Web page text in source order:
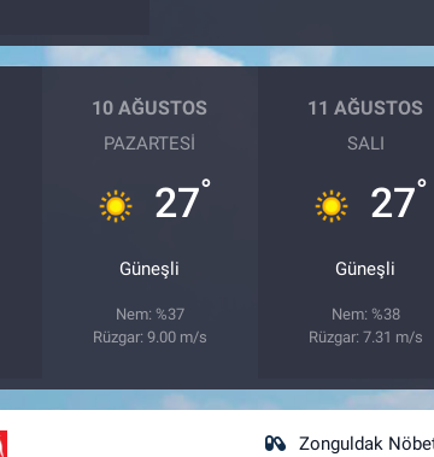
10 AĞUSTOS
PAZARTESI
27°
Güneşli
Nem: %37
Rüzgar: 9.00 m/s
11 AĞUSTOS
SALI
27°
Güneşli
Nem: %38
Rüzgar: 7.31 m/s
Zonguldak